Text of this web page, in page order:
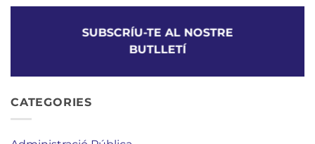
SUBSCRÍU-TE AL NOSTRE
BUTLLETÍ
CATEGORIES